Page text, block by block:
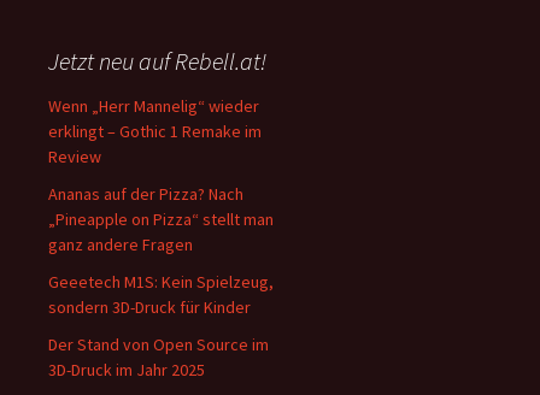
Jetzt neu auf Rebell.at!
Wenn „Herr Mannelig“ wieder
erklingt – Gothic 1 Remake im
Review
Ananas auf der Pizza? Nach
„Pineapple on Pizza“ stellt man
ganz andere Fragen
Geeetech M1S: Kein Spielzeug,
sondern 3D-Druck für Kinder
Der Stand von Open Source im
3D-Druck im Jahr 2025